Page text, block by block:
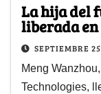
La hija del
liberada en
SEPTIEMBRE
Meng
Technologies,